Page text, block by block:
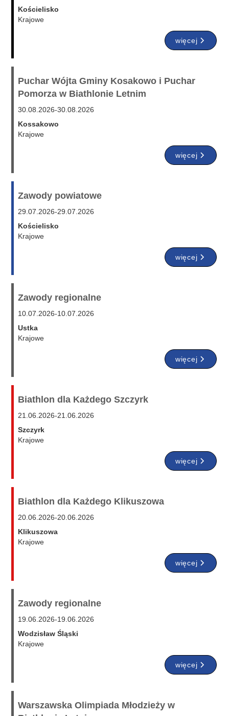
Kościelisko
Krajowe
więcej
Puchar Wójta Gminy Kosakowo i Puchar
Pomorza w Biathlonie Letnim
30.08.2026-30.08.2026
Kossakowo
Krajowe
więcej
Zawody powiatowe
29.07.2026-29.07.2026
Kościelisko
Krajowe
więcej
Zawody regionalne
10.07.2026-10.07.2026
Ustka
Krajowe
więcej
Biathlon dla Każdego Szczyrk
21.06.2026-21.06.2026
Szczyrk
Krajowe
więcej
Biathlon dla Każdego Klikuszowa
20.06.2026-20.06.2026
Klikuszowa
Krajowe
więcej
Zawody regionalne
19.06.2026-19.06.2026
Wodzisław Śląski
Krajowe
więcej
Warszawska Olimpiada Młodzieży w